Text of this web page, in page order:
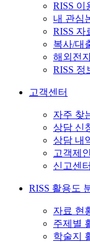
RISS 이
내 관심
RISS 자
복사/대
해외전
RISS 정
고객센터
자주 찾
상담 신
상담 내
고객제
신고센터
RISS 활용도
자료 현
주제별
학술지